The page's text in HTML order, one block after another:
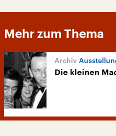
Mehr zum Thema
Die kleinen